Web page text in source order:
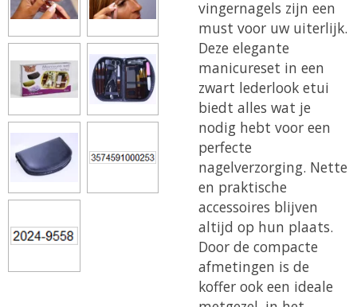
vingernagels zijn een
must voor uw uiterlijk.
Deze elegante
manicureset in een
zwart lederlook etui
biedt alles wat je
nodig hebt voor een
perfecte
nagelverzorging. Nette
en praktische
accessoires blijven
altijd op hun plaats.
Door de compacte
afmetingen is de
koffer ook een ideale